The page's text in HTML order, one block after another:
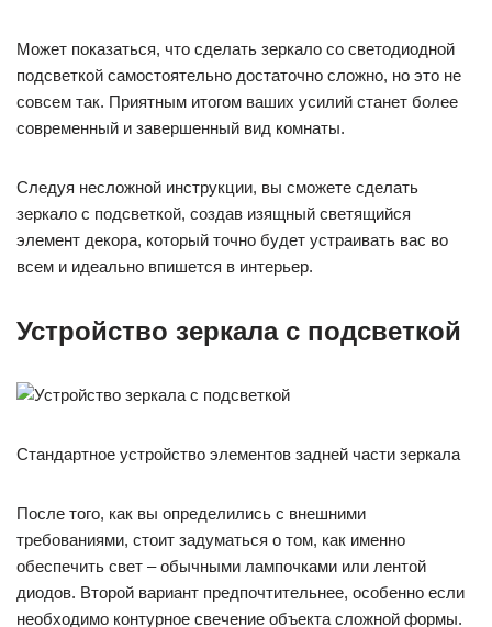
Может показаться, что сделать зеркало со светодиодной
подсветкой самостоятельно достаточно сложно, но это не
совсем так. Приятным итогом ваших усилий станет более
современный и завершенный вид комнаты.
Следуя несложной инструкции, вы сможете сделать
зеркало с подсветкой, создав изящный светящийся
элемент декора, который точно будет устраивать вас во
всем и идеально впишется в интерьер.
Устройство зеркала с подсветкой
Стандартное устройство элементов задней части зеркала
После того, как вы определились с внешними
требованиями, стоит задуматься о том, как именно
обеспечить свет – обычными лампочками или лентой
диодов. Второй вариант предпочтительнее, особенно если
необходимо контурное свечение объекта сложной формы.